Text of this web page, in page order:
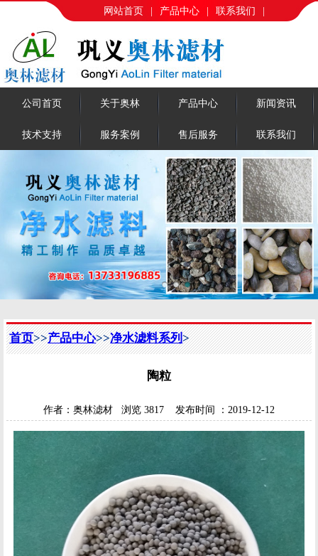
网站首页 | 产品中心 | 联系我们 |
公司首页 关于奥林 产品中心 新闻资讯
技术支持 服务案例 售后服务 联系我们
首页>>产品中心>>净水滤料系列>
陶粒
作者： 奥林滤材 浏览 3817 发布时间 ： 2019-12-12